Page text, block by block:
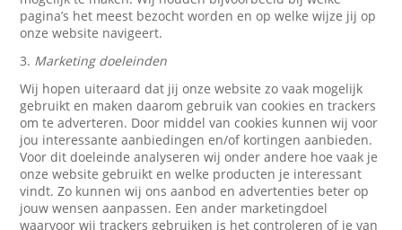
pagina’s het meest bezocht worden en op welke wijze jij op
onze website navigeert.
3. Marketing doeleinden
Wij hopen uiteraard dat jij onze website zo vaak mogelijk
gebruikt en maken daarom gebruik van cookies en trackers
om te adverteren. Door middel van cookies kunnen wij voor
jou interessante aanbiedingen en/of kortingen aanbieden.
Voor dit doeleinde analyseren wij onder andere hoe vaak je
onze website gebruikt en welke producten je interessant
vindt. Zo kunnen wij ons aanbod en advertenties beter op
jouw wensen aanpassen. Een ander marketingdoel
waarvoor wij trackers gebruiken is het controleren of je van